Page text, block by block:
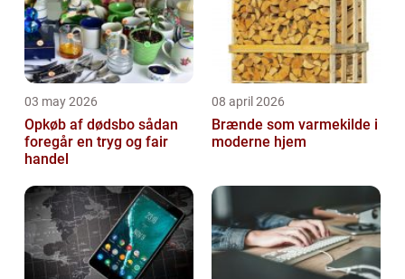
03 may 2026
Opkøb af dødsbo sådan
foregår en tryg og fair
handel
08 april 2026
Brænde som varmekilde i
moderne hjem